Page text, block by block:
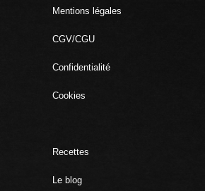
Mentions légales
CGV/CGU
Confidentialité
Cookies
Recettes
Le blog